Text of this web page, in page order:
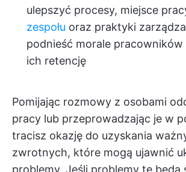
ulepszyć procesy, miejsce
zespołu oraz praktyki
podnieść morale pracowników
ich retencję
Pomijając rozmowy z osobami
pracy lub przeprowadzając je w
tracisz okazję do uzyskania
zwrotnych, które mogą ujawnić
problemy. Jeśli problemy te będą